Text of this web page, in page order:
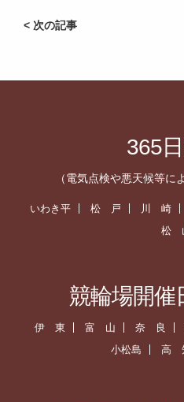
< 次の記事
365
（電気点検や悪天候等に
いわき平 松 戸 川 崎
松
競輪場開催
伊 東 富 山 奈 良
小松島
高